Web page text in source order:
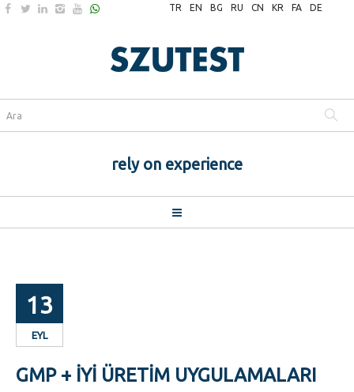
TR EN BG RU CN KR FA DE
rely on experience
13
EYL
GMP + İYİ ÜRETİM UYGULAMALARI